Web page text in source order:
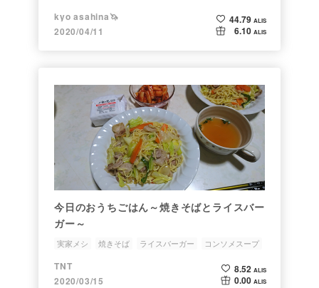
kyo asahina🦄
2020/04/11
44.79 ALIS
6.10 ALIS
今日のおうちごはん～焼きそばとライスバー
ガー～
実家メシ 焼きそば ライスバーガー
コンソメスープ
猫
TNT
2020/03/15
8.52 ALIS
0.00 ALIS